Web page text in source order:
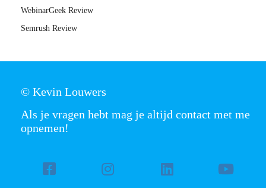
WebinarGeek Review
Semrush Review
© Kevin Louwers
Als je vragen hebt mag je altijd contact met me
opnemen!